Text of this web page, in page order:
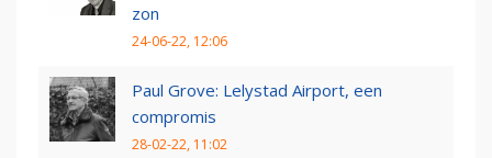
zon
24-06-22, 12:06
Paul Grove: Lelystad Airport, een
compromis
28-02-22, 11:02